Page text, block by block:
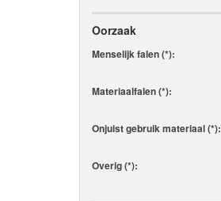
Oorzaak
Menselijk falen (*):
Materiaalfalen (*):
Onjuist gebruik materiaal (*):
Overig (*):